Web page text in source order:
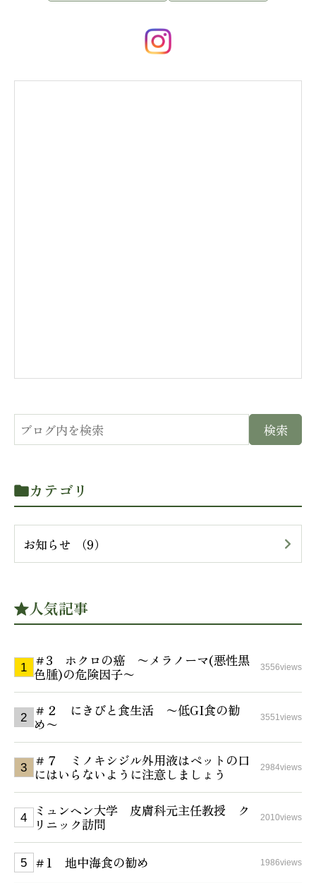
カテゴリ
お知らせ （9）
人気記事
＃3 ホクロの癌 〜メラノーマ(悪性黒
色腫)の危険因子〜
3556views
＃２ にきびと食生活 〜低GI食の勧
め〜
3551views
＃７ ミノキシジル外用液はペットの口
にはいらないように注意しましょう
2984views
ミュンヘン大学 皮膚科元主任教授 ク
リニック訪問
2010views
＃1 地中海食の勧め 1986views